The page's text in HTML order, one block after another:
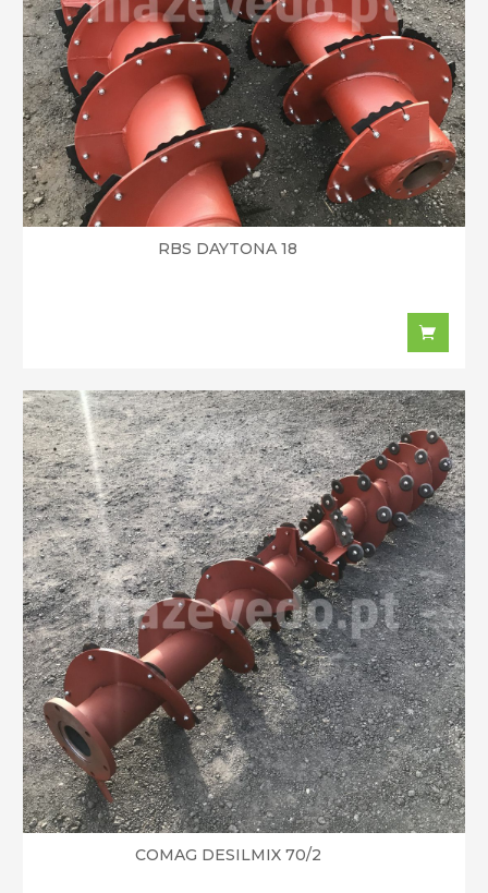
RBS DAYTONA 18
COMAG DESILMIX 70/2